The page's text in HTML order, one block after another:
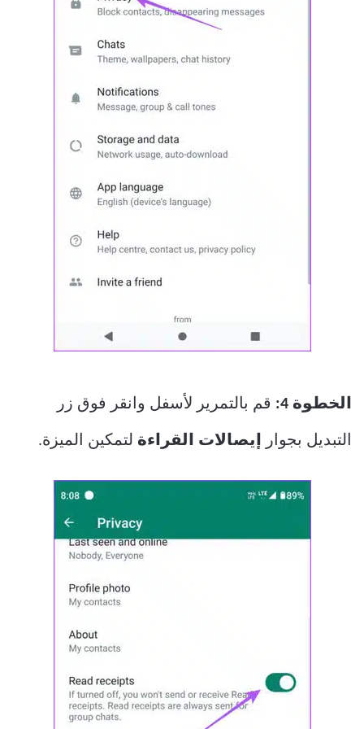
الخطوة 4: قم بالتمرير لأسفل وانقر فوق زر
التبديل بجوار إيصالات القراءة لتمكين الميزة.